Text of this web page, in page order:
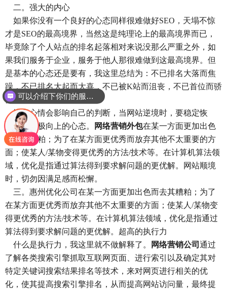
二。强大的内心
如果你没有一个良好的心态同样很难做好SEO，天塌不惊
才是SEO的最高境界，当然这是纯理论上的最高境界而已，
毕竟除了个人站点的排名起落相对来说没那么严重之外，如
果我们服务于企业，服务于他人那很难做到这最高境界。但
是基本的心态还是要有，我这里总结为：不已排名大落而焦
躁，不已排名大起而大喜，不已被K站而沮丧，不已首位而骄
傲。
毕竟心情会影响自己的判断，当网站逆境时，要稳定恢
复，有积极向上的心态。
网络营销外包在某一方面更加出色
而去其糟粕；为了在某方面更优秀而放弃其他不太重要的方
面；使某人/某物变得更优秀的方法/技术等。在计算机算法领
域，优化是指通过算法得到要求解问题的更优解。网站顺境
时，切勿因满足感而松懈。
三。惠州优化公司在某一方面更加出色而去其糟粕；为了
在某方面更优秀而放弃其他不太重要的方面；使某人/某物变
得更优秀的方法/技术等。在计算机算法领域，优化是指通过
算法得到要求解问题的更优解。超高的执行力
什么是执行力，我这里就不做解释了。
网络营销公司 通过
了解各类搜索引擎抓取互联网页面、进行索引以及确定其对
特定关键词搜索结果排名等技术，来对网页进行相关的优
化，使其提高搜索引擎排名，从而提高网站访问量，最终提
可以介绍下你们的服务么？